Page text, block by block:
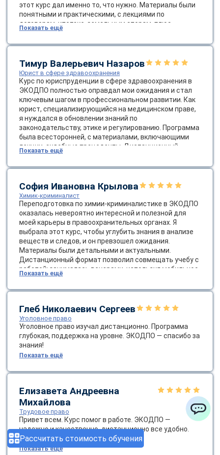
Рассчитать стоимость обучения
этот курс дал именно то, что нужно. Материалы были
понятными и практическими, с лекциями по
договорам, ипотеке, земельным спорам, плюс
инфографикой и кейс-стади из реальной практики.
Дистанционный формат сэкономил время и деньги:
командировках, с возможностью пересматривать
записи. После окончания я применила эти знания в
работе, успешно закрыв сложные сделки, и коллеги
отметили мой рост. ЭКОДПО — отличный выбор для
профессионалов в недвижимости, рекомендую всем,
кто хочет углубить юридические навыки без стресса!
Показать ещё
Тимур Валерьевич Назаров
Юрист в сфере здравоохранения
Курс по юриспруденции в сфере здравоохранения в
ЭКОДПО полностью оправдал мои ожидания и стал
ключевым шагом в профессиональном развитии. Как
юрист, специализирующийся на медицинском праве,
я нуждался в обновлении знаний по
законодательству, этике и регулированию. Программа
была всесторонней, с материалами, включающими
лекции, судебные прецеденты. Дистанционный
формат оказался идеальным: гибкий график позволил
учиться без отрыва от основной работы, с доступом
уже пригодился в консультациях клиентов, и я
чувствую себя увереннее в этой нише. Спасибо
ЭКОДПО за высокое качество образования —
рекомендую всем коллегам в медицинской
юриспруденции!
Показать ещё
София Ивановна Крылова
Химик-криминалист
Переподготовка по химии-криминалистике в ЭКОДПО
оказалась невероятно интересной и полезной для
моей карьеры в правоохранительных органах. Я
выбрала этот курс, чтобы углубить знания в анализе
веществ и следов, и он превзошел ожидания.
Материалы были детальными и актуальными.
Дистанционный формат позволил совмещать учебу с
работой: занималась вечерами, используя мобильное
приложение для доступа к контенту. Поддержка от
кураторов была отличной — они помогли с настройкой
применила новые знания в расследовании, что
повысило эффективность моей работы. Рекомендую
ЭКОДПО всем, кто интересуется криминалистикой —
это качественное и доступное образование!
Показать ещё
Глеб Николаевич Сергеев
Уголовное право
Уголовное право изучал дистанционно. Программа
глубокая, поддержка на уровне. ЭКОДПО — спасибо за
знания!
Показать ещё
Елизавета Андреевна
Михайлова
Трудовое право
Привет всем. Курс помог в работе. ЭКОДПО —
надежно и качественно, дистанционно все удобно.
Рекомендую, друзья.
Показать ещё
ChatApp
online
Свяжитесь с нами через любой удобный мессенджер!
Telegram WhatsApp
Vkontakte EMail
Max
ChatApp